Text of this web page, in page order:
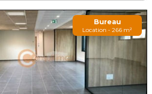
Bureau
Location - 266 m²